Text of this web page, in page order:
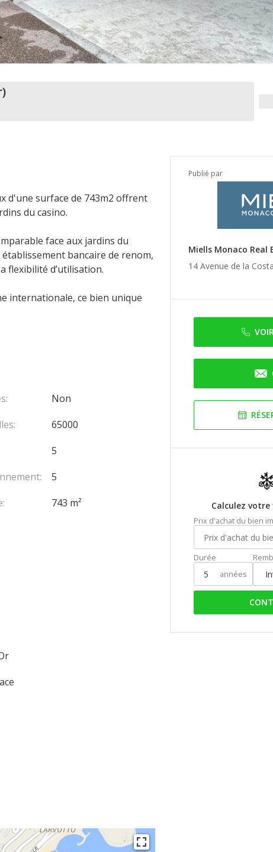
)
Publié par
Miells Monaco Real
14 Avenue de la
Calculez
Prix d'achat du bien
Durée
années
d'une surface de 743m2 offrent
du casino.
face aux jardins du
établissement bancaire de renom,
flexibilité d’utilisation.
internationale, ce bien unique
dans le quartier le plus
24h/24, ajoute au caractère
est aussi envisageable
Non
65000
5
5
743 m²